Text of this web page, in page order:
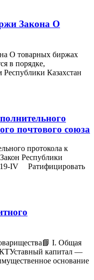
Закона О
О товарных биржах
в порядке,
Республики Казахстан
почтового союза
протокола к
Республики
IV Ратифицировать
I. Общая
КТУставный капитал —
основание